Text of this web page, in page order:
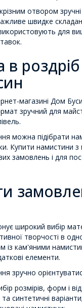
отвором
швидке
для
в
магазині Дом
зручний для
можна підібрати
Купити намистини з
замовлень і для
широкий вибір
творчості в
із кам'яними
елементи.
зручно
розмірів, форм і
синтетичні варіанти;